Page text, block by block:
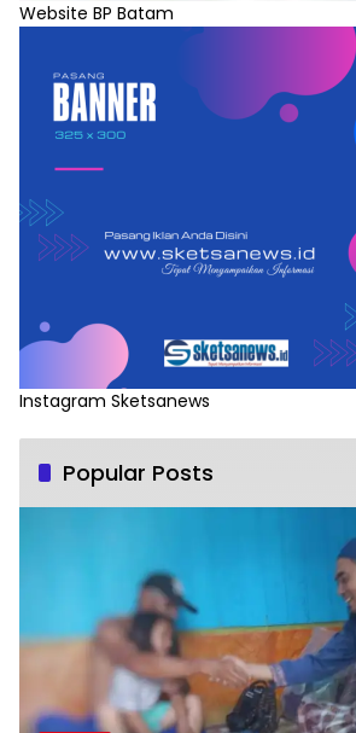
Website BP Batam
Instagram Sketsanews
Popular Posts